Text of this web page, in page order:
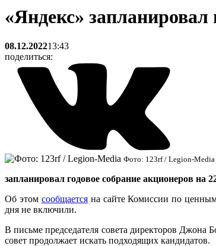
«Яндекс» запланировал
08.12.202213:43
поделиться:
Фото: 123rf / Legion-Media
запланировал годовое собрание акционеров на
Об этом сообщаетсяна сайте Комиссии по
дня не включили.
В письме председателя совета директоров Джона
совет продолжает искать подходящих кандидатов.